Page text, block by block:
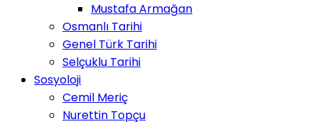
Mustafa Armağan
Osmanlı Tarihi
Genel Türk Tarihi
Selçuklu Tarihi
Sosyoloji
Cemil Meriç
Nurettin Topçu